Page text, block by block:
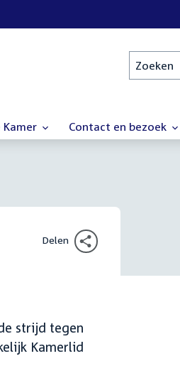
Zoeken
Contact en bezoek
Delen
strijd tegen
Kamerlid